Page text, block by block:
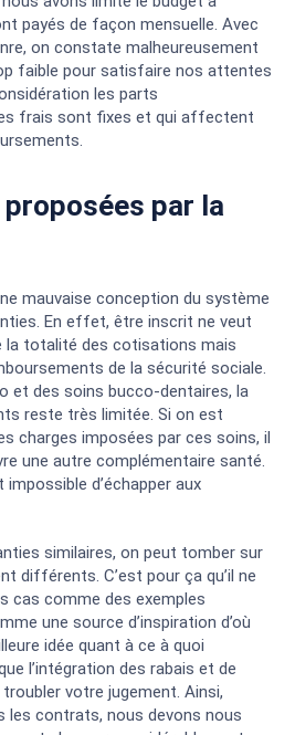
payés de façon mensuelle. Avec
on constate malheureusement
faible pour satisfaire nos attentes
les parts
frais sont fixes et qui affectent
par la
mauvaise conception du système
En effet, être inscrit ne veut
la totalité des cotisations mais
de la sécurité sociale.
et des soins bucco-dentaires, la
reste très limitée. Si on est
charges imposées par ces soins, il
une autre complémentaire santé.
d’échapper aux
similaires, on peut tomber sur
différents. C’est pour ça qu’il ne
cas comme des exemples
une source d’inspiration d’où
idée quant à ce à quoi
l’intégration des rabais et de
votre jugement. Ainsi,
les contrats, nous devons nous